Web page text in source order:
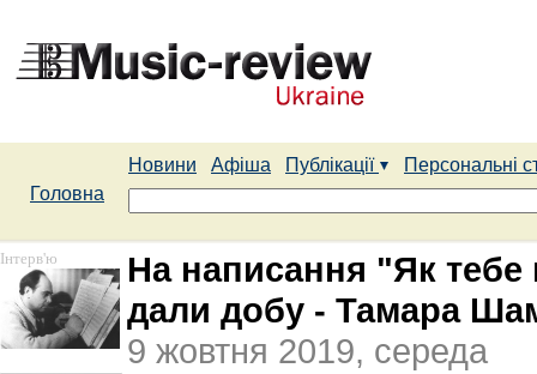
Новини Афіша Публікації
Персональні
Головна
Інтерв'ю
На написання "Як тебе
дали добу - Тамара
9 жовтня 2019, середа